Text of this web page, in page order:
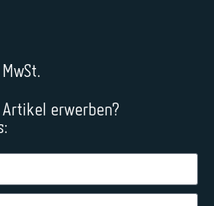
erwerben?